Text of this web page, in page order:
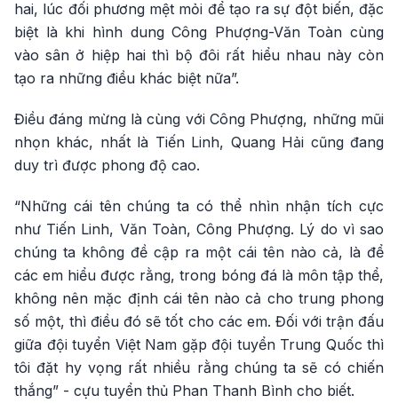
hai, lúc đối phương mệt mỏi để tạo ra sự đột biến, đặc
biệt là khi hình dung Công Phượng-Văn Toàn cùng
vào sân ở hiệp hai thì bộ đôi rất hiểu nhau này còn
tạo ra những điều khác biệt nữa”.
Điều đáng mừng là cùng với Công Phượng, những mũi
nhọn khác, nhất là Tiến Linh, Quang Hải cũng đang
duy trì được phong độ cao.
“Những cái tên chúng ta có thể nhìn nhận tích cực
như Tiến Linh, Văn Toàn, Công Phượng. Lý do vì sao
chúng ta không đề cập ra một cái tên nào cả, là để
các em hiểu được rằng, trong bóng đá là môn tập thể,
không nên mặc định cái tên nào cả cho trung phong
số một, thì điều đó sẽ tốt cho các em. Đối với trận đấu
giữa đội tuyển Việt Nam gặp đội tuyển Trung Quốc thì
tôi đặt hy vọng rất nhiều rằng chúng ta sẽ có chiến
thắng” - cựu tuyển thủ Phan Thanh Bình cho biết.